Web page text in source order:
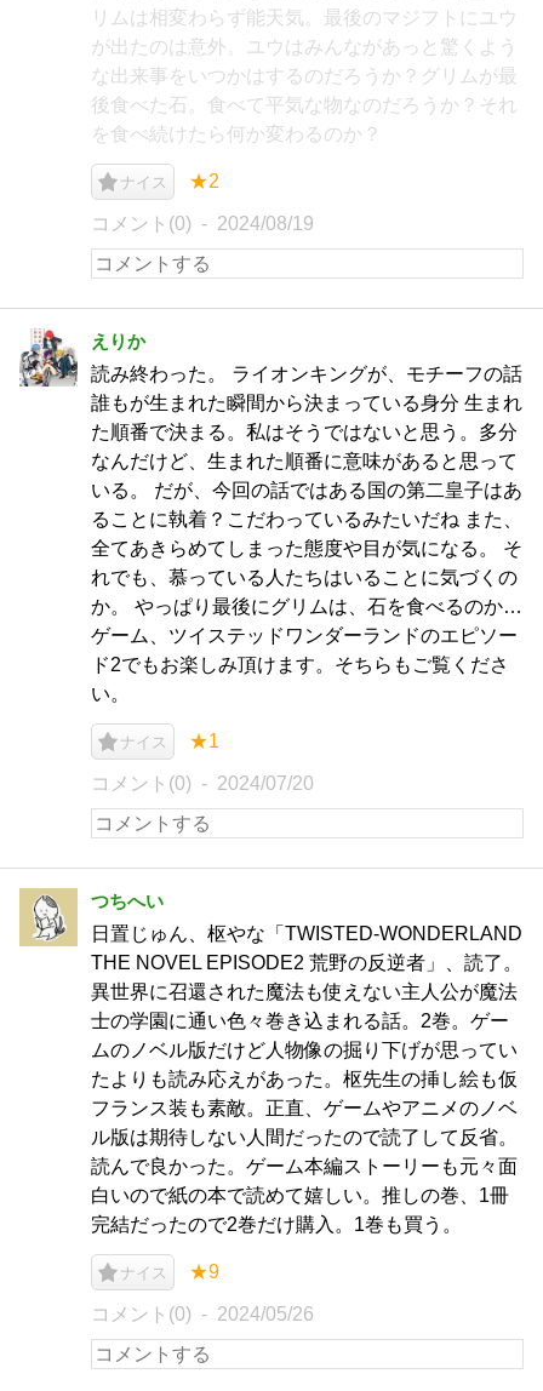
リムは相変わらず能天気。最後のマジフトにユウ
が出たのは意外。ユウはみんながあっと驚くよう
な出来事をいつかはするのだろうか？グリムが最
後食べた石。食べて平気な物なのだろうか？それ
を食べ続けたら何か変わるのか？
ナイス ★2
コメント(0) 2024/08/19
えりか
読み終わった。 ライオンキングが、モチーフの話
誰もが生まれた瞬間から決まっている身分 生まれ
た順番で決まる。私はそうではないと思う。多分
なんだけど、生まれた順番に意味があると思って
いる。 だが、今回の話ではある国の第二皇子はあ
ることに執着？こだわっているみたいだね また、
全てあきらめてしまった態度や目が気になる。 そ
れでも、慕っている人たちはいることに気づくの
か。 やっぱり最後にグリムは、石を食べるのか…
ゲーム、ツイステッドワンダーランドのエピソー
ド2でもお楽しみ頂けます。そちらもご覧くださ
い。
ナイス ★1
コメント(0) 2024/07/20
つちへい
日置じゅん、枢やな「TWISTED-WONDERLAND
THE NOVEL EPISODE2 荒野の反逆者」、読了。
異世界に召還された魔法も使えない主人公が魔法
士の学園に通い色々巻き込まれる話。2巻。ゲー
ムのノベル版だけど人物像の掘り下げが思ってい
たよりも読み応えがあった。枢先生の挿し絵も仮
フランス装も素敵。正直、ゲームやアニメのノベ
ル版は期待しない人間だったので読了して反省。
読んで良かった。ゲーム本編ストーリーも元々面
白いので紙の本で読めて嬉しい。推しの巻、1冊
完結だったので2巻だけ購入。1巻も買う。
ナイス ★9
コメント(0) 2024/05/26